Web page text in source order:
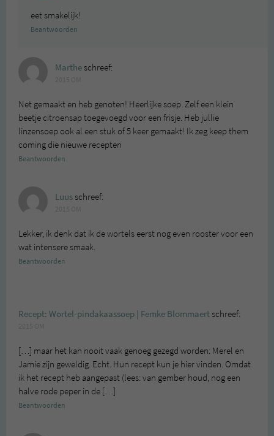
eet smakelijk!
Beantwoorden
Martheschreef:
Net gemaakt en heb genoten! Heerlijke soep. Zelf een klein
beetje citroensap toegevoegd voor een frisje. Heb jullie
linzensoep ook al een stuk of 5 keer gemaakt! Ik zeg keep them
coming die nieuwe recepten
Beantwoorden
Luusschreef:
Lekker, ik denk dat ik de wortels eerst nog even rooster voor een
wat intensere smaak.
Beantwoorden
Recept: Wortel-pindakaassoep | Femke Blommaertschreef:
[…] maar het kan nooit vaak genoeg gezegd worden: Merel en
Jamie zijn geweldig. Echt. Hun recept kun je hier vinden. Omdat
ik het recept heb aangepast (lees: van gember houd, nog een
halve rode peper in de […]
Beantwoorden